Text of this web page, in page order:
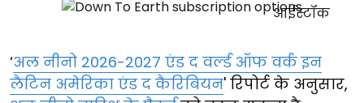
‘अल नीनो 2026-2027 एंड द वर्ल्ड ऑफ वर्क इन
लैटिन अमेरिका एंड द कैरिबियन' रिपोर्ट के अनुसार,